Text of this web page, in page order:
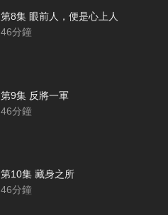
第8集 眼前人，便是心上人
46分鐘
第9集 反將一軍
46分鐘
第10集 藏身之所
46分鐘